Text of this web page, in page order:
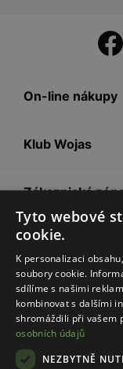
On-line nákupy
Klub Wojas
Zákaznická
Společnost
Rady
Tyto webové
cookie.
K personalizaci
soubory cookie.
sdílíme s našimi
kombinovat s dalšími
shromáždili při vašem
osobních údajů
NEZBYTNĚ